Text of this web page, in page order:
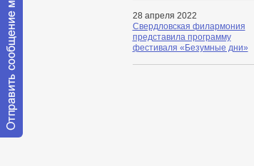
28 апреля 2022
Свердловская филармония
представила программу
фестиваля «Безумные дни»